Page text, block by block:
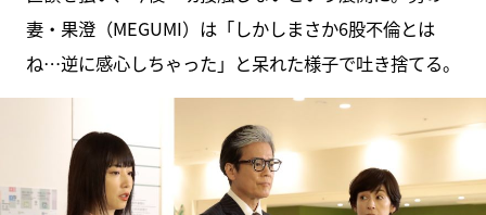
妻・果澄（MEGUMI）は「しかしまさか6股不倫とは
ね…逆に感心しちゃった」と呆れた様子で吐き捨てる。